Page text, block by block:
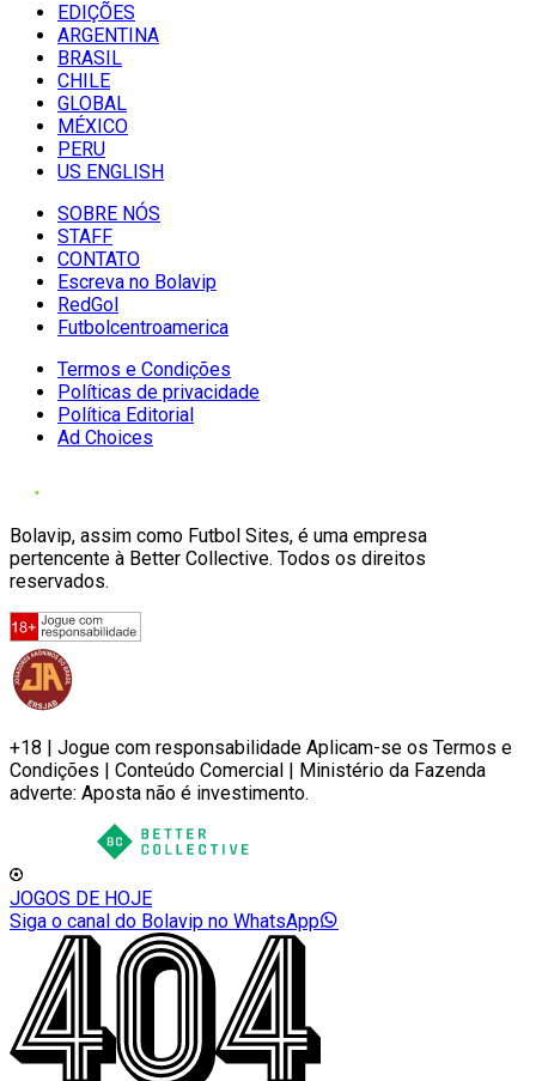
EDIÇÕES
ARGENTINA
BRASIL
CHILE
GLOBAL
MÉXICO
PERU
US ENGLISH
SOBRE NÓS
STAFF
CONTATO
Escreva no Bolavip
RedGol
Futbolcentroamerica
Termos e Condições
Políticas de privacidade
Política Editorial
Ad Choices
Bolavip, assim como Futbol Sites, é uma empresa
pertencente à Better Collective. Todos os direitos
reservados.
+18 | Jogue com responsabilidade Aplicam-se os Termos e
Condições | Conteúdo Comercial | Ministério da Fazenda
adverte: Aposta não é investimento.
JOGOS DE HOJE
Siga o canal do Bolavip no WhatsApp